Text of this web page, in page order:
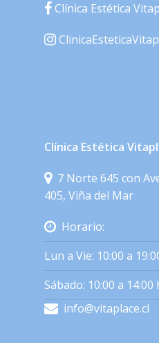
Clínica Estética
Clínica Estética
7 Norte 645 con
405, Viña del Mar
Horario:
Lun a Vie: 10:00 a
Sábado: 10:00 a 14:00
info@vitaplace.cl